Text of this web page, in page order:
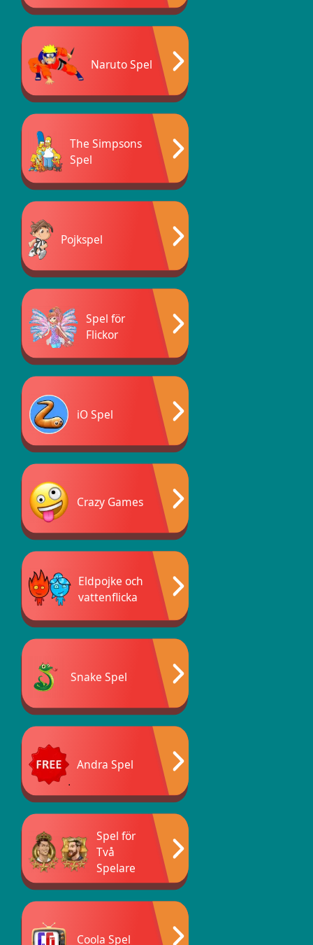
Naruto Spel
The Simpsons
Spel
Pojkspel
Spel för
Flickor
iO Spel
Crazy Games
Eldpojke och
vattenflicka
Snake Spel
Andra Spel
Spel för
Två
Spelare
Coola Spel